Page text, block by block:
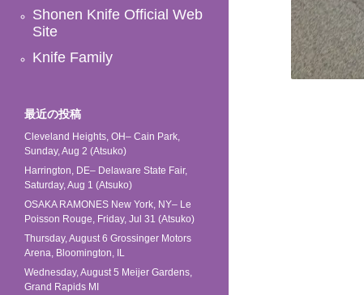
Shonen Knife Official Web
Site
Knife Family
最近の投稿
Cleveland Heights, OH– Cain Park,
Sunday, Aug 2 (Atsuko)
Harrington, DE– Delaware State Fair,
Saturday, Aug 1 (Atsuko)
OSAKA RAMONES New York, NY– Le
Poisson Rouge, Friday, Jul 31 (Atsuko)
Thursday, August 6 Grossinger Motors
Arena, Bloomington, IL
Wednesday, August 5 Meijer Gardens,
Grand Rapids MI